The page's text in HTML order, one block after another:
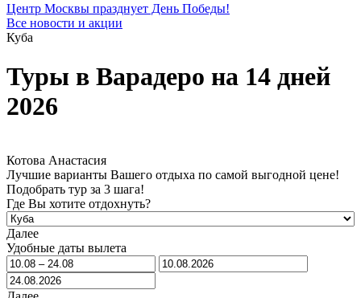
Центр Москвы празднует День Победы!
Все новости и акции
Куба
Туры в Варадеро на 14 дней
2026
Котова Анастасия
Лучшие варианты Вашего отдыха по самой выгодной цене!
Подобрать тур за 3 шага!
Где Вы хотите отдохнуть?
Далее
Удобные даты вылета